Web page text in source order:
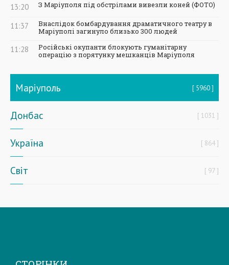
13:20 З Маріуполя під обстрілами вивезли коней (ФОТО)
11:37
Внаслідок бомбардування драматичного театру в
Маріуполі загинуло близько 300 людей
11:28
Російські окупанти блокують гуманітарну
операцію з порятунку мешканців Маріуполя
Маріуполь 5960
Донбас 1031
Україна 864
Світ 97